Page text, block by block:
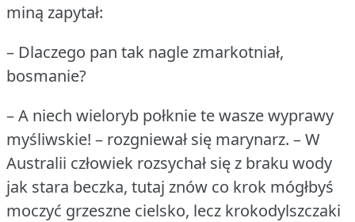
miną zapytał:
– Dlaczego pan tak nagle zmarkotniał,
bosmanie?
– A niech wieloryb połknie te wasze wyprawy
myśliwskie! – rozgniewał się marynarz. – W
Australii człowiek rozsychał się z braku wody
jak stara beczka, tutaj znów co krok mógłbyś
moczyć grzeszne cielsko, lecz krokodylszczaki